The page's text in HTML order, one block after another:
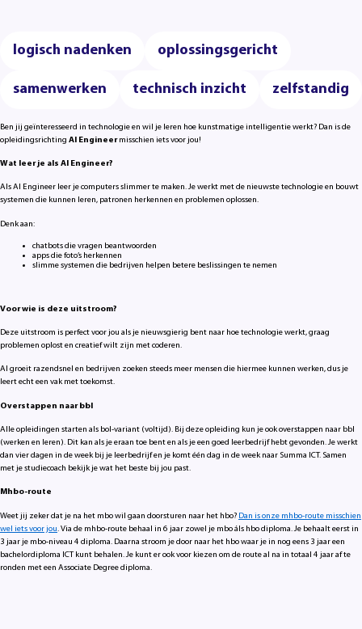
logisch nadenken oplossingsgericht
samenwerken technisch inzicht zelfstandig
Ben jij geïnteresseerd in technologie en wil je leren hoe kunstmatige intelligentie werkt? Dan is de
opleidingsrichting AI Engineermisschien iets voor jou!
Wat leer je als AI Engineer?
Als AI Engineer leer je computers slimmer te maken. Je werkt met de nieuwste technologie en bouwt
systemen die kunnen leren, patronen herkennen en problemen oplossen.
Denk aan:
chatbots die vragen beantwoorden
apps die foto’s herkennen
slimme systemen die bedrijven helpen betere beslissingen te nemen
Voor wie is deze uitstroom?
Deze uitstroom is perfect voor jou als je nieuwsgierig bent naar hoe technologie werkt, graag
problemen oplost en creatief wilt zijn met coderen.
AI groeit razendsnel en bedrijven zoeken steeds meer mensen die hiermee kunnen werken, dus je
leert echt een vak met toekomst.
Overstappen naar bbl
Alle opleidingen starten als bol-variant (voltijd). Bij deze opleiding kun je ook overstappen naar bbl
(werken en leren). Dit kan als je eraan toe bent en als je een goed leerbedrijf hebt gevonden. Je werkt
dan vier dagen in de week bij je leerbedrijf en je komt één dag in de week naar Summa ICT. Samen
met je studiecoach bekijk je wat het beste bij jou past.
Mhbo-route
Weet jij zeker dat je na het mbo wil gaan doorsturen naar het hbo? Dan is onze mhbo-route misschien
wel iets voor jou. Via de mhbo-route behaal in 6 jaar zowel je mbo áls hbo diploma. Je behaalt eerst in
3 jaar je mbo-niveau 4 diploma. Daarna stroom je door naar het hbo waar je in nog eens 3 jaar een
bachelordiploma ICT kunt behalen. Je kunt er ook voor kiezen om de route al na in totaal 4 jaar af te
ronden met een Associate Degree diploma.